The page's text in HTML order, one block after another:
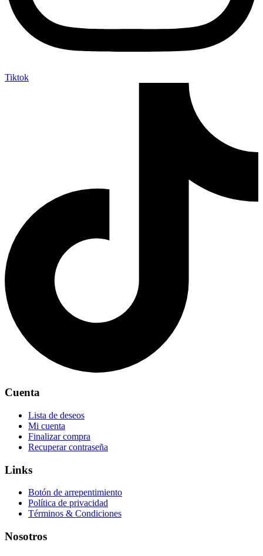
Tiktok
Cuenta
Lista de deseos
Mi cuenta
Finalizar compra
Recuperar contraseña
Links
Botón de arrepentimiento
Política de privacidad
Términos & Condiciones
Nosotros